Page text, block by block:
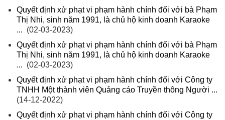
Quyết định xử phạt vi phạm hành chính đối với bà Phạm
Thị Nhi, sinh năm 1991, là chủ hộ kinh doanh Karaoke
... (02-03-2023)
Quyết định xử phạt vi phạm hành chính đối với bà Phạm
Thị Nhi, sinh năm 1991, là chủ hộ kinh doanh Karaoke
... (02-03-2023)
Quyết định xử phạt vi phạm hành chính đối với Công ty
TNHH Một thành viên Quảng cáo Truyền thông Người ...
(14-12-2022)
Quyết định xử phạt vi phạm hành chính đối với Công ty